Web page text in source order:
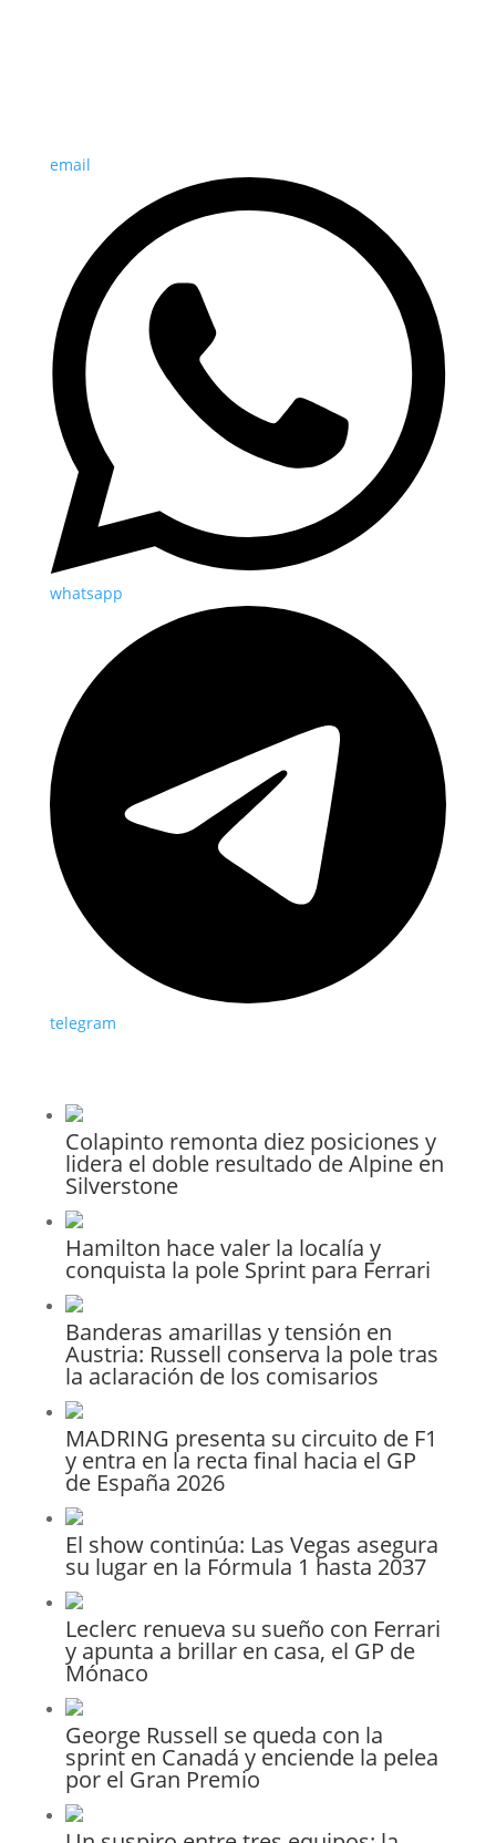
email
whatsapp
telegram
Colapinto remonta diez posiciones y
lidera el doble resultado de Alpine en
Silverstone
Hamilton hace valer la localía y
conquista la pole Sprint para Ferrari
Banderas amarillas y tensión en
Austria: Russell conserva la pole tras
la aclaración de los comisarios
MADRING presenta su circuito de F1
y entra en la recta final hacia el GP
de España 2026
El show continúa: Las Vegas asegura
su lugar en la Fórmula 1 hasta 2037
Leclerc renueva su sueño con Ferrari
y apunta a brillar en casa, el GP de
Mónaco
George Russell se queda con la
sprint en Canadá y enciende la pelea
por el Gran Premio